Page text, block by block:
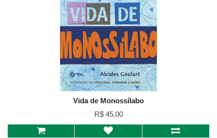
Vida de Monossílabo
R$ 45,00